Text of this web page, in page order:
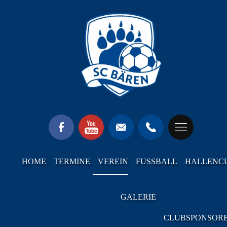
HOME TERMINE VEREIN FUSSBALL
GALERIE